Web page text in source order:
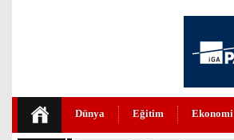
Dünya Eğitim Ekonomi